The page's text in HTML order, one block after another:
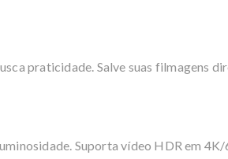
praticidade. Salve suas filmagens
Suporta vídeo HDR em